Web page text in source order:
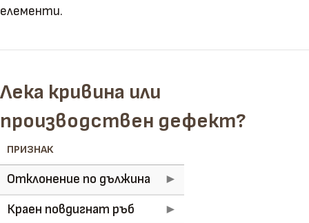
елементи.
Лека кривина или
производствен дефект?
ПРИЗНАК
Отклонение по дължина
Краен повдигнат ръб